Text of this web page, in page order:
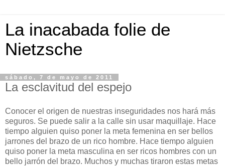
La inacabada folie de
Nietzsche
sábado, 7 de mayo de 2011
La esclavitud del espejo
Conocer el origen de nuestras inseguridades nos hará más
seguros. Se puede salir a la calle sin usar maquillaje. Hace
tiempo alguien quiso poner la meta femenina en ser bellos
jarrones del brazo de un rico hombre. Hace tiempo alguien
quiso poner la meta masculina en ser ricos hombres con un
bello jarrón del brazo. Muchos y muchas tiraron estas metas